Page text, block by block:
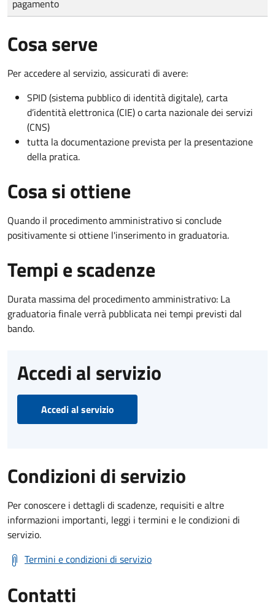
pagamento
Cosa serve
Per accedere al servizio, assicurati di avere:
SPID (sistema pubblico di identità digitale), carta
d’identità elettronica (CIE) o carta nazionale dei servizi
(CNS)
tutta la documentazione prevista per la presentazione
della pratica.
Cosa si ottiene
Quando il procedimento amministrativo si conclude
positivamente si ottiene l'inserimento in graduatoria.
Tempi e scadenze
Durata massima del procedimento amministrativo: La
graduatoria finale verrà pubblicata nei tempi previsti dal
bando.
Accedi al servizio
Accedi al servizio
Condizioni di servizio
Per conoscere i dettagli di scadenze, requisiti e altre
informazioni importanti, leggi i termini e le condizioni di
servizio.
Termini e condizioni di servizio
Contatti